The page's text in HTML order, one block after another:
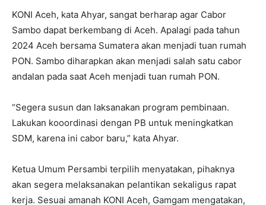
KONI Aceh, kata Ahyar, sangat berharap agar Cabor
Sambo dapat berkembang di Aceh. Apalagi pada tahun
2024 Aceh bersama Sumatera akan menjadi tuan rumah
PON. Sambo diharapkan akan menjadi salah satu cabor
andalan pada saat Aceh menjadi tuan rumah PON.
“Segera susun dan laksanakan program pembinaan.
Lakukan kooordinasi dengan PB untuk meningkatkan
SDM, karena ini cabor baru,” kata Ahyar.
Ketua Umum Persambi terpilih menyatakan, pihaknya
akan segera melaksanakan pelantikan sekaligus rapat
kerja. Sesuai amanah KONI Aceh, Gamgam mengatakan,